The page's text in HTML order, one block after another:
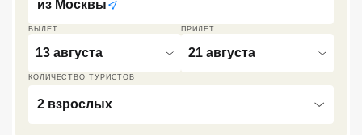
ВЫЛЕТ
13 августа
ПРИЛЕТ
21 августа
КОЛИЧЕСТВО ТУРИСТОВ
2 взрослых
из Москвы
VIP отели 5 звезд
ТОП 10 лучших отелей 5*
ТОП 10 недорогих отелей